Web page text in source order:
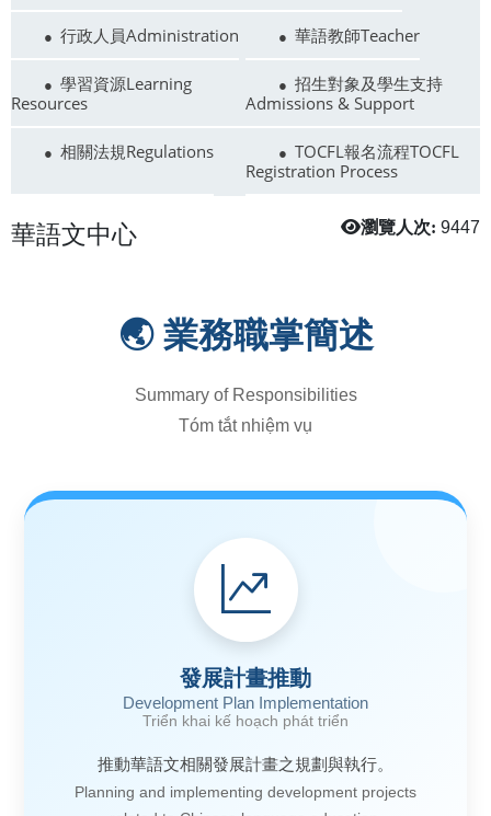
行政人員Administration 華語教師Teacher
學習資源Learning
Resources
招生對象及學生支持
Admissions & Support
相關法規Regulations
TOCFL報名流程TOCFL
Registration Process
瀏覽人次: 9447
華語文中心
🌏 業務職掌簡述
Summary of Responsibilities
Tóm tắt nhiệm vụ
發展計畫推動
Development Plan Implementation
Triển khai kế hoạch phát triển
推動華語文相關發展計畫之規劃與執行。
Planning and implementing development projects